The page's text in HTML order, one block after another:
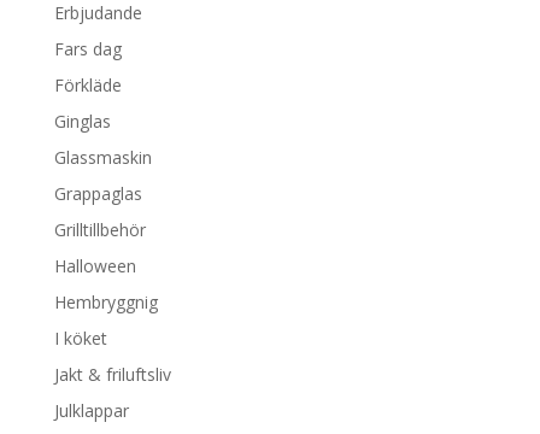
Erbjudande
Fars dag
Förkläde
Ginglas
Glassmaskin
Grappaglas
Grilltillbehör
Halloween
Hembryggnig
I köket
Jakt & friluftsliv
Julklappar